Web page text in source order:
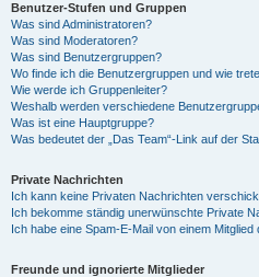
Benutzer-Stufen und Gruppen
Was sind Administratoren?
Was sind Moderatoren?
Was sind Benutzergruppen?
Wo finde ich die Benutzergruppen und wie
Wie werde ich Gruppenleiter?
Weshalb werden verschiedene
Was ist eine Hauptgruppe?
Was bedeutet der „Das Team“-Link auf der
Private Nachrichten
Ich kann keine Privaten Nachrichten
Ich bekomme ständig unerwünschte Private
Ich habe eine Spam-E-Mail von einem
Freunde und ignorierte Mitglieder